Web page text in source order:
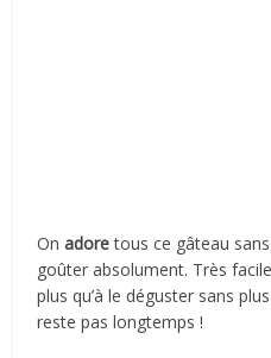
Onadoretous ce gâteau
goûter absolument. Très
plus qu’à le déguster sans
reste pas longtemps !